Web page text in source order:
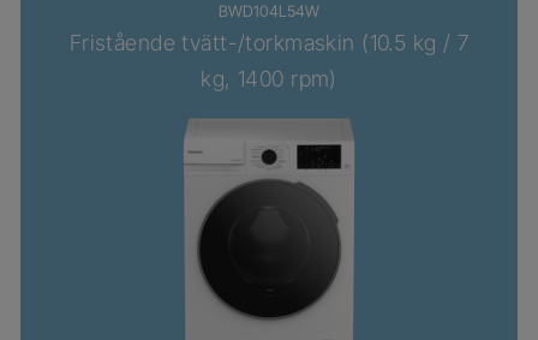
BWD104L54W
Fristående tvätt-/torkmaskin (10.5 kg / 7
kg, 1400 rpm)